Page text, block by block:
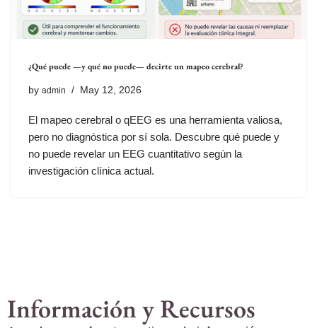
¿Qué puede —y qué no puede— decirte un mapeo cerebral?
by admin May 12, 2026
El mapeo cerebral o qEEG es una herramienta valiosa,
pero no diagnóstica por sí sola. Descubre qué puede y
no puede revelar un EEG cuantitativo según la
investigación clínica actual.
Información y Recursos